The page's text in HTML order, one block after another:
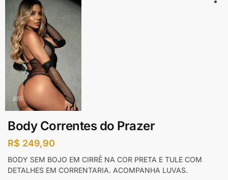
Body Correntes do Prazer
R$ 249,90
BODY SEM BOJO EM CIRRÊ NA COR PRETA E TULE COM
DETALHES EM CORRENTARIA. ACOMPANHA LUVAS.